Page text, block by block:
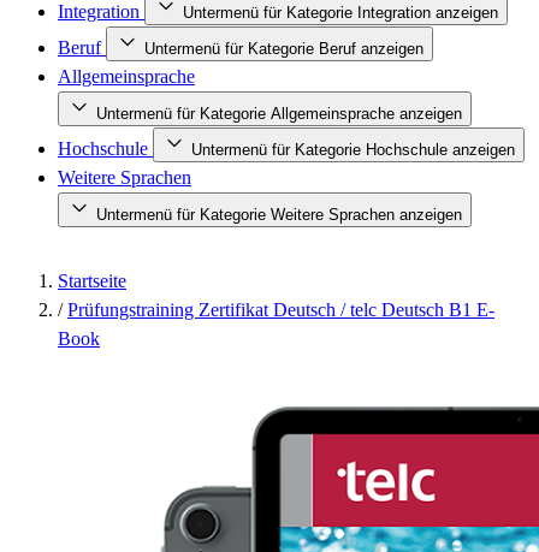
Integration Untermenü für Kategorie Integration anzeigen
Beruf Untermenü für Kategorie Beruf anzeigen
Allgemeinsprache
Untermenü für Kategorie Allgemeinsprache anzeigen
Hochschule Untermenü für Kategorie Hochschule anzeigen
Weitere Sprachen
Untermenü für Kategorie Weitere Sprachen anzeigen
Startseite
/ Prüfungstraining Zertifikat Deutsch / telc Deutsch B1 E-
Book